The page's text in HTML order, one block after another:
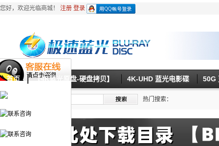
您好，欢迎光临商城！ 注册 登录
首页 【4K蓝光原盘-硬盘拷贝】 4K-UHD 蓝光电影碟 50G
热门搜索：